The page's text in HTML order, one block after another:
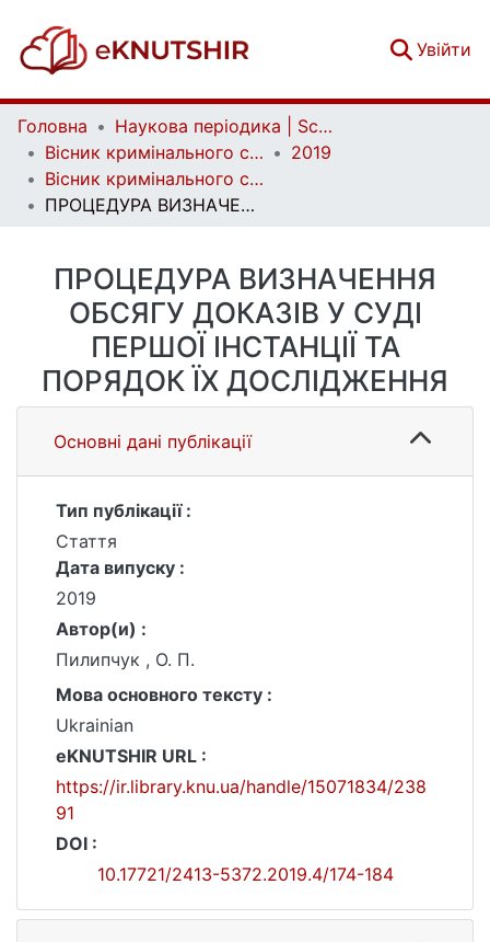
Увійти
Головна
Наукова періодика | Scientific periodicals
Вісник кримінального судочинства | Herald of criminal justice
2019
Вісник кримінального судочинства. № 4
ПРОЦЕДУРА ВИЗНАЧЕННЯ ОБСЯГУ ДОКАЗІВ У СУДІ ПЕРШОЇ ІНСТАНЦІЇ ТА ПОРЯДОК ЇХ ДОСЛІДЖЕННЯ
ПРОЦЕДУРА ВИЗНАЧЕННЯ
ОБСЯГУ ДОКАЗІВ У СУДІ
ПЕРШОЇ ІНСТАНЦІЇ ТА
ПОРЯДОК ЇХ ДОСЛІДЖЕННЯ
Основні дані публікації
Тип публікації :
Стаття
Дата випуску :
2019
Автор(и) :
Пилипчук , О. П.
Мова основного тексту :
Ukrainian
eKNUTSHIR URL :
https://ir.library.knu.ua/handle/15071834/238
91
DOI :
10.17721/2413-5372.2019.4/174-184